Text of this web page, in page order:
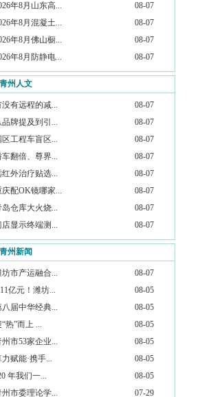
年8月山东高...
08-07
年8月混凝土...
08-07
年8月佛山橱...
08-07
年8月防静电...
08-07
青州人文
没有远程的减...
08-07
品牌提及到引...
08-07
区工程车盲区...
08-07
车翻倍、尊界...
08-07
红外治疗贴选...
08-07
庆配OK镜哪家...
08-07
岛仓库大火烧...
08-07
店显示终端测...
08-07
青州新闻
坊市产运融合...
08-07
亿元！潍坊...
08-05
八届中华经典...
08-05
“热”而上 ...
08-05
州市53家企业...
08-05
力赋能·携手...
08-05
年我们一...
08-05
州市委理论学...
07-29